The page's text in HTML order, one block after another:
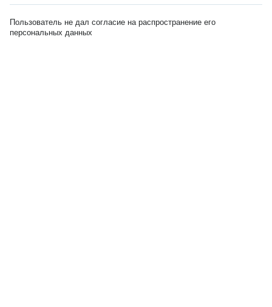
Пользователь не дал согласие на распространение его
персональных данных